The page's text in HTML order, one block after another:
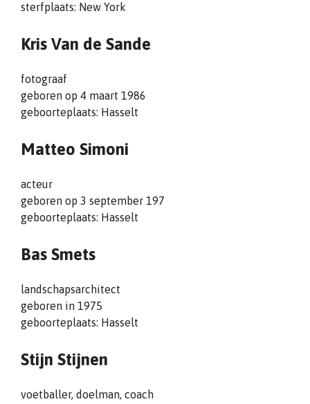
sterfplaats: New York
Kris Van de Sande
fotograaf
geboren op 4 maart 1986
geboorteplaats: Hasselt
Matteo Simoni
acteur
geboren op 3 september 197
geboorteplaats: Hasselt
Bas Smets
landschapsarchitect
geboren in 1975
geboorteplaats: Hasselt
Stijn Stijnen
voetballer, doelman, coach